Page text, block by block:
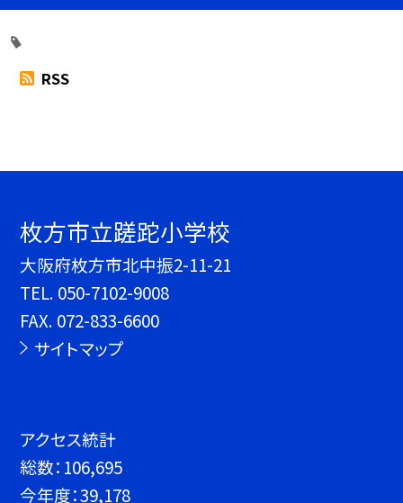
RSS
枚方市立蹉跎小学校
大阪府枚方市北中振2-11-21
TEL. 050-7102-9008
FAX. 072-833-6600
サイトマップ
アクセス統計
総数： 106,695
今年度：39,178